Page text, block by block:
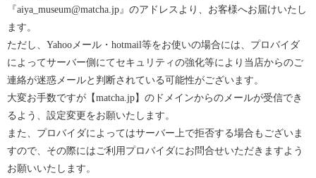
『aiya_museum@matcha.jp』のアドレスより、お客様へお届けいたし
ます。
ただし、Yahooメール・hotmail等をお使いの場合には、プロバイダ
によってサーバー側にてセキュリティの強化等により当店からのご
連絡が迷惑メールと判断されている可能性がございます。
大変お手数ですが【matcha.jp】のドメインからのメールが受信でき
るよう、設定変更をお願いたします。
また、プロバイダによってはサーバー上で拒否する場合もございま
すので、その際にはご利用プロバイダにお問合せいただきますよう
お願いいたします。